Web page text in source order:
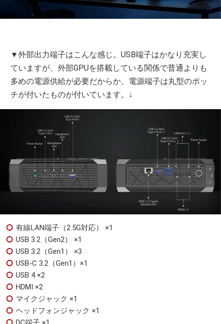
▼外部出力端子はこんな感じ。USB端子はかなり充実し
ていますが、外部GPUを搭載している関係で普通よりも
多めの電源供給が必要だからか、電源端子は丸型のポッ
チが付いたものが付いています。↓
有線LAN端子（2.5G対応） ×1
USB 3.2（Gen2） ×1
USB 3.2（Gen1） ×3
USB-C 3.2（Gen1）×1
USB 4 ×2
HDMI ×2
マイクジャック ×1
ヘッドフォンジャック ×1